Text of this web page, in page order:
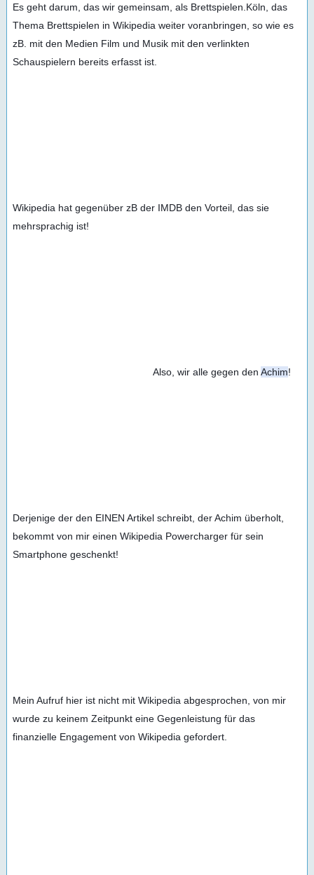
Es geht darum, das wir gemeinsam, als Brettspielen.Köln, das
Thema Brettspielen in Wikipedia weiter voranbringen, so wie es
zB. mit den Medien Film und Musik mit den verlinkten
Schauspielern bereits erfasst ist.
Wikipedia hat gegenüber zB der IMDB den Vorteil, das sie
mehrsprachig ist!
                                                  Also, wir alle gegen den
Achim!
Derjenige der den EINEN Artikel schreibt, der Achim überholt,
bekommt von mir einen Wikipedia Powercharger für sein
Smartphone geschenkt!
Mein Aufruf hier ist nicht mit Wikipedia abgesprochen, von mir
wurde zu keinem Zeitpunkt eine Gegenleistung für das
finanzielle Engagement von Wikipedia gefordert.